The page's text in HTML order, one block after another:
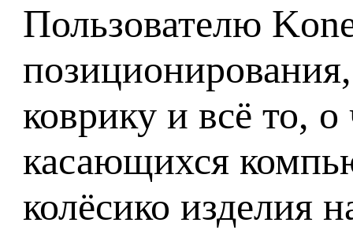
Пользователю
коврику и всё то,
касающихся
колёсико изделия